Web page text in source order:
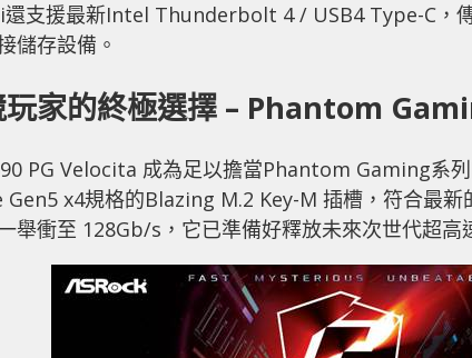
支援最新Intel Thunderbolt 4 / USB4 Type-C，
儲存設備。
玩家的終極選擇 – Phantom
PG Velocita 成為足以擔當Phantom Gaming系
Gen5 x4規格的Blazing M.2 Key-M 插槽，符合最
舉衝至 128Gb/s，它已準備好釋放未來次世代超高